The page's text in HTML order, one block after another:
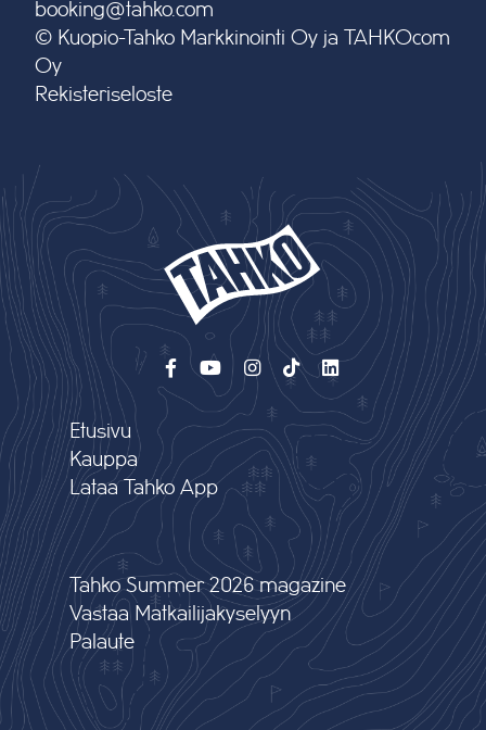
booking@tahko.com
© Kuopio-Tahko Markkinointi Oy ja TAHKOcom
Oy
Rekisteriseloste
Etusivu
Kauppa
Lataa Tahko App
Tahko Summer 2026 magazine
Vastaa Matkailijakyselyyn
Palaute